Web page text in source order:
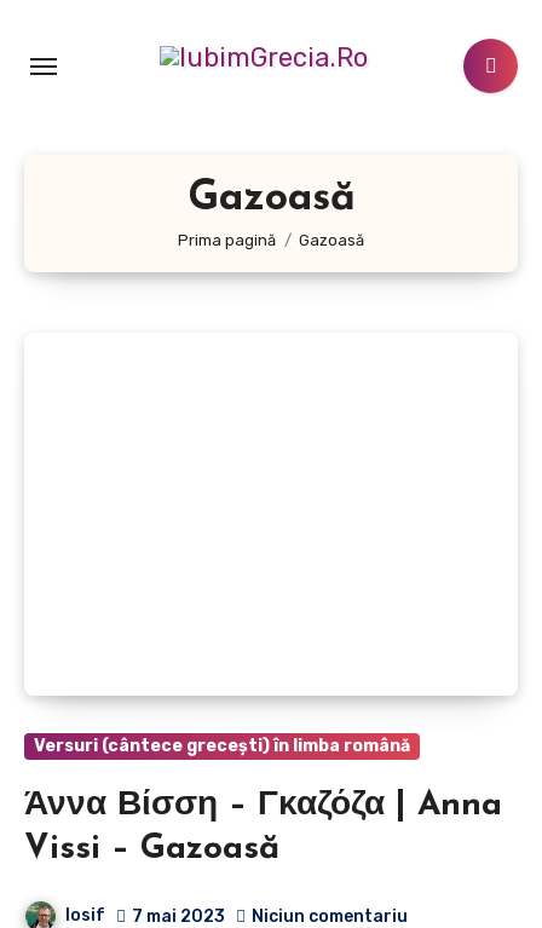
conținut
Gazoasă
Prima pagină Gazoasă
Versuri (cântece grecești) în limba română
Άννα Βίσση – Γκαζόζα | Anna
Vissi – Gazoasă
Iosif 7 mai 2023 Niciun comentariu